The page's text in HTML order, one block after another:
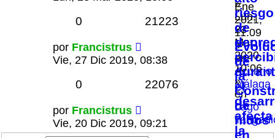
Ene
2021,
11:09
»
en
Acuario
Málaga
»
Lun,
23
Mar
2020,
10:06
»
en
Lago
riesgo
de
el
afecta
la
0 21223
por Francistrus
Vie, 27 Dic 2019, 08:38
de
la
de
nidos
en
0 22076
por Francistrus
Vie, 20 Dic 2019, 09:21